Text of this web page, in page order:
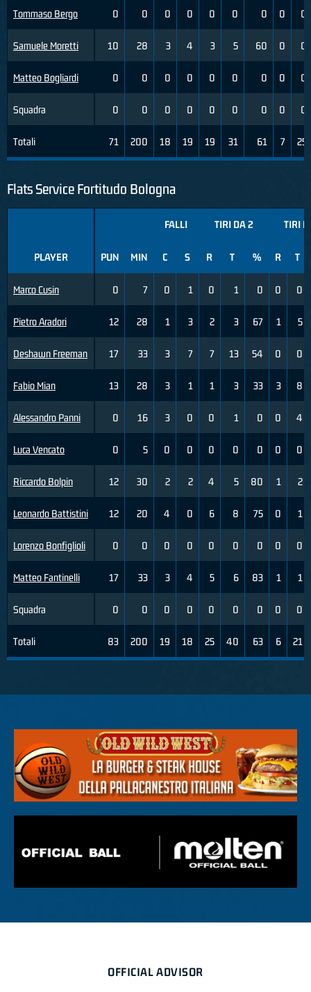
Tommaso Bergo
Samuele Moretti
Matteo Bogliardi
Squadra
Totali
0 0 0 0 0 0 0 0 0
10 28 3 4 3 5 60 0 0
0 0 0 0 0 0 0 0 0
0 0 0 0 0 0 0 0 0
71 200 18 19 19 31 61 7 25
Flats Service Fortitudo Bologna
PLAYER
Marco Cusin
Pietro Aradori
Deshawn Freeman
Fabio Mian
Alessandro Panni
Luca Vencato
Riccardo Bolpin
Leonardo Battistini
Lorenzo Bonfiglioli
Matteo Fantinelli
Squadra
Totali
FALLI TIRI DA 2 TIRI
PUN MIN C S R T % R T
0 7 0 1 0 1 0 0 0
12 28 1 3 2 3 67 1 5
17 33 3 7 7 13 54 0 0
13 28 3 1 1 3 33 3 8
0 16 3 0 0 1 0 0 4
0 5 0 0 0 0 0 0 0
12 30 2 2 4 5 80 1 2
12 20 4 0 6 8 75 0 1
0 0 0 0 0 0 0 0 0
17 33 3 4 5 6 83 1 1
0 0 0 0 0 0 0 0 0
83 200 19 18 25 40 63 6 21
OFFICIAL ADVISOR